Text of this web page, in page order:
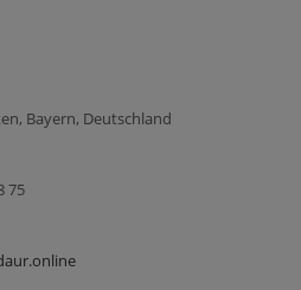
Bayern, Deutschland
75
Opens